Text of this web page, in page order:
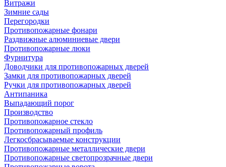
Витражи
Зимние сады
Перегородки
Противопожарные фонари
Раздвижные алюминиевые двери
Противопожарные люки
Фурнитура
Доводчики для противопожарных дверей
Замки для противопожарных дверей
Ручки для противопожарных дверей
Антипаника
Выпадающий порог
Производство
Противопожарное стекло
Противопожарный профиль
Легкосбрасываемые конструкции
Противопожарные металлические двери
Противопожарные светопрозрачные двери